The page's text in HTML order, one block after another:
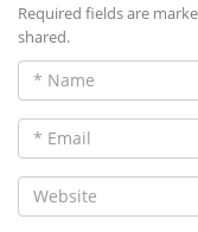
Required fields are
shared.
Name
Email
Website